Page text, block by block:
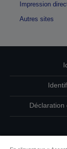
Impression
Autres sites
Déclaration